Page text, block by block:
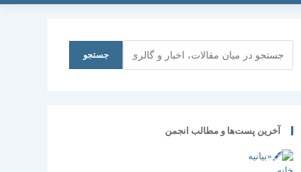
جستجو
آخرین پست‌ها و مطالب انجمن